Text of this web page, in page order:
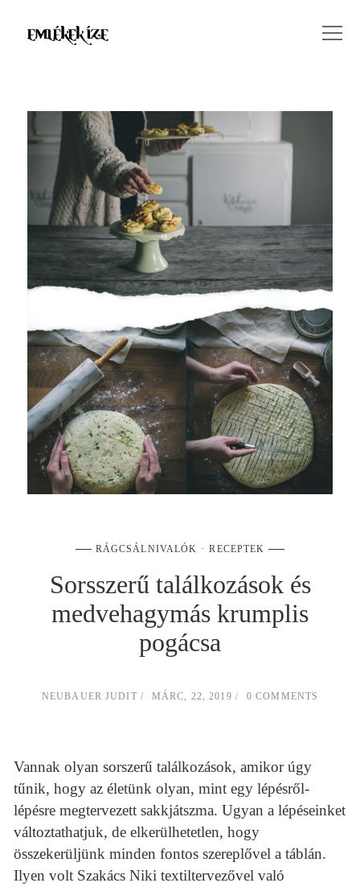
RÁGCSÁLNIVALÓK RECEPTEK
Sorsszerű találkozások és
medvehagymás krumplis
pogácsa
NEUBAUER JUDIT MÁRC, 22, 2019 0 COMMENTS
Vannak olyan sorszerű találkozások, amikor úgy
tűnik, hogy az életünk olyan, mint egy lépésről-
lépésre megtervezett sakkjátszma. Ugyan a lépéseinket
változtathatjuk, de elkerülhetetlen, hogy
összekerüljünk minden fontos szereplővel a táblán.
Ilyen volt Szakács Niki textiltervezővel való